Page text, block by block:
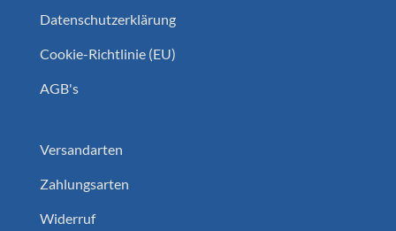
Datenschutzerklärung
Cookie-Richtlinie (EU)
AGB's
Versandarten
Zahlungsarten
Widerruf